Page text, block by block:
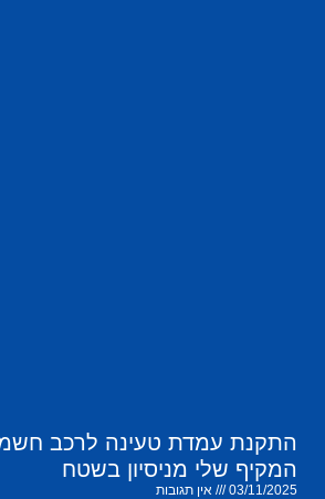
התקנת עמדת טעינה לרכב
המקיף שלי מניסיון בשטח
03/11/2025 אין תגובות